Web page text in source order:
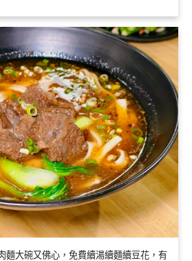
麵大碗又佛心，免費續湯續麵續豆花，有